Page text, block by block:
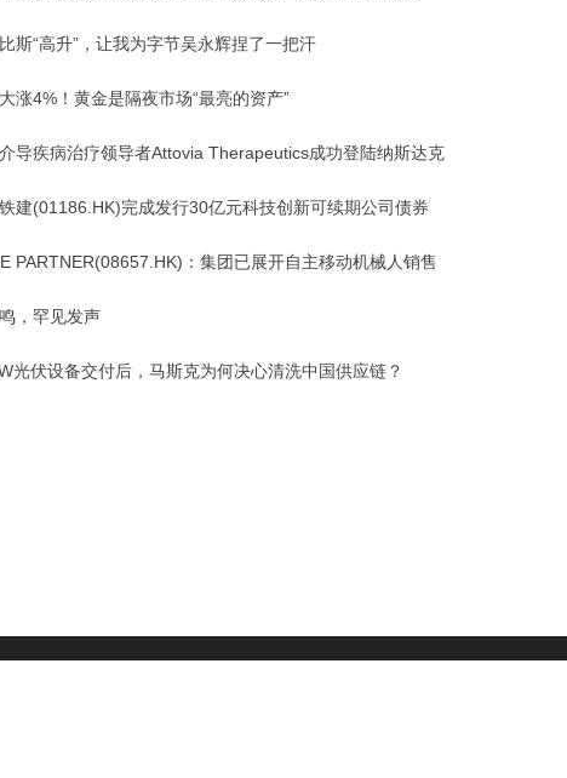
斯“高升”，让我为字节吴永辉捏了一把汗
涨4%！黄金是隔夜市场“最亮的资产”
导疾病治疗领导者Attovia Therapeutics成功登陆纳斯达克
建(01186.HK)完成发行30亿元科技创新可续期公司债券
PARTNER(08657.HK)：集团已展开自主移动机械人销售
，罕见发声
光伏设备交付后，马斯克为何决心清洗中国供应链？